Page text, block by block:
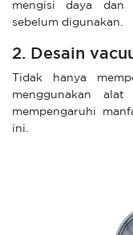
mengisi daya dan
sebelum digunakan.
2. Desain
Tidak hanya
menggunakan
mempengaruhi
ini.